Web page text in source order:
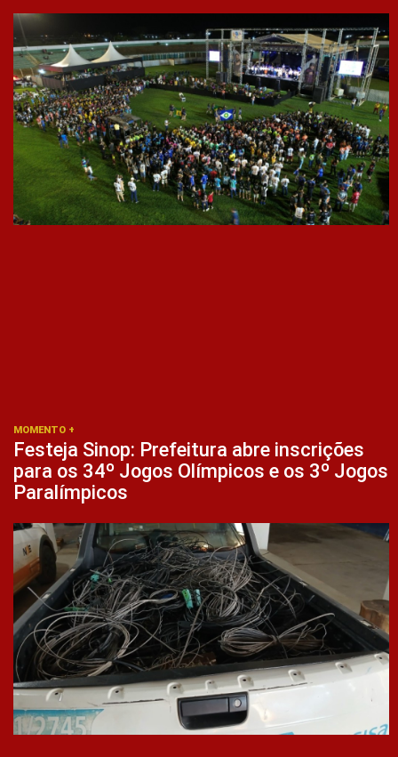
MOMENTO +
Festeja Sinop: Prefeitura abre inscrições
para os 34º Jogos Olímpicos e os 3º Jogos
Paralímpicos